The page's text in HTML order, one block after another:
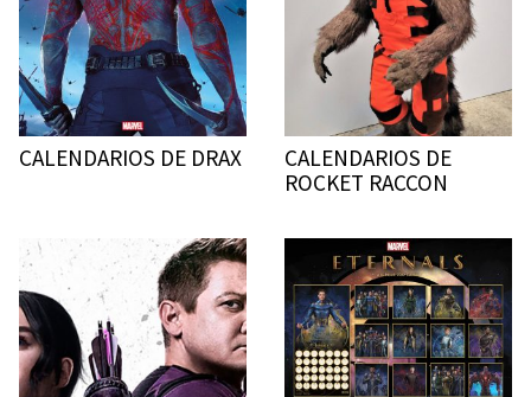
CALENDARIOS DE DRAX
CALENDARIOS DE
ROCKET RACCON